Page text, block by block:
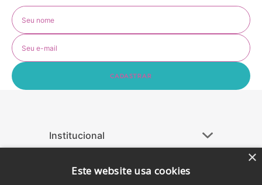
CADASTRAR
Institucional
+
Atendimento
×
Este website usa cookies